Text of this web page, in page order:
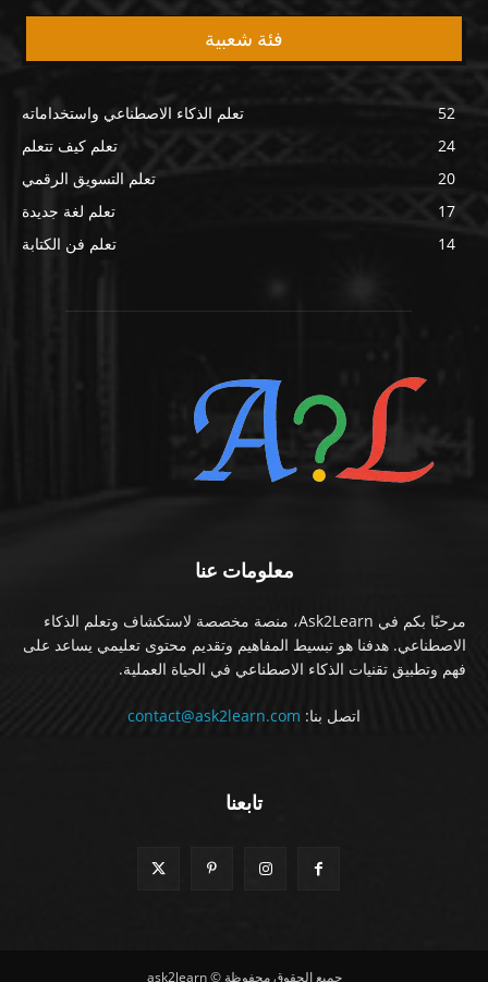
فئة شعبية
تعلم الذكاء الاصطناعي واستخداماته
52
تعلم كيف تتعلم
24
تعلم التسويق الرقمي
20
تعلم لغة جديدة
17
تعلم فن الكتابة
14
معلومات عنا
مرحبًا بكم في Ask2Learn، منصة مخصصة لاستكشاف وتعلم الذكاء
الاصطناعي. هدفنا هو تبسيط المفاهيم وتقديم محتوى تعليمي يساعد على
فهم وتطبيق تقنيات الذكاء الاصطناعي في الحياة العملية.
اتصل بنا: contact@ask2learn.com
تابعنا
جميع الحقوق محفوظة © ask2learn